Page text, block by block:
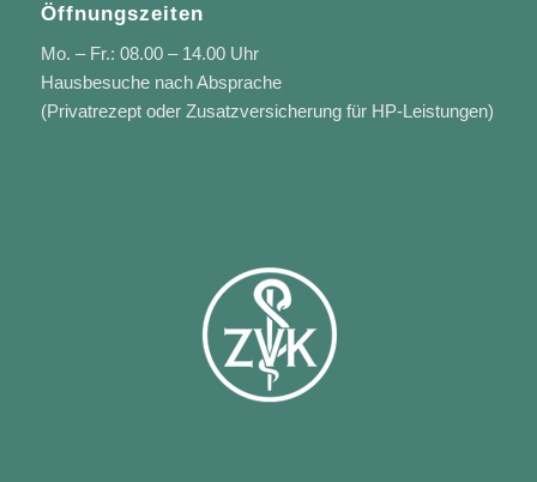
Öffnungszeiten
Mo. – Fr.: 08.00 – 14.00 Uhr
Hausbesuche nach Absprache
(Privatrezept oder Zusatzversicherung für HP-Leistungen)